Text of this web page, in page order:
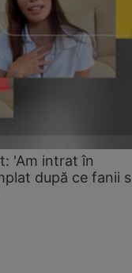
'Am intrat în
după ce fanii